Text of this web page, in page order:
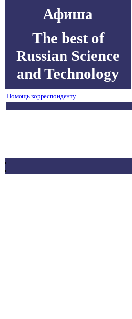
Афиша
The best of
Russian Science
and Technology
Помощь корреспонденту